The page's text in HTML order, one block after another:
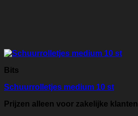
Bits
Schuurrolletjes medium 10 st
Prijzen alleen voor zakelijke klanten